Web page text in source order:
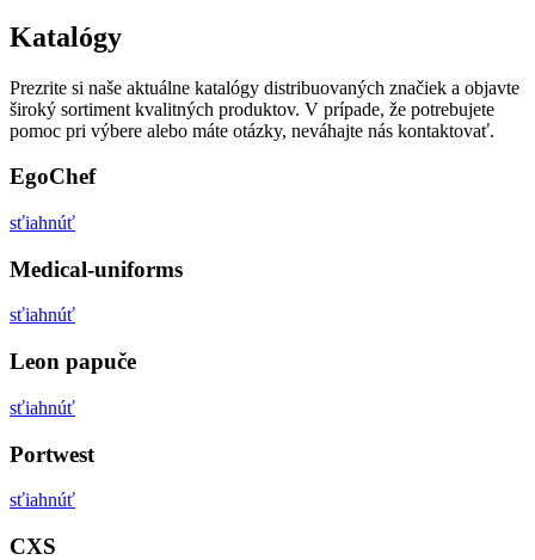
Katalógy
Prezrite si naše aktuálne katalógy distribuovaných značiek a objavte
široký sortiment kvalitných produktov. V prípade, že potrebujete
pomoc pri výbere alebo máte otázky, neváhajte nás kontaktovať.
EgoChef
sťiahnúť
Medical-uniforms
sťiahnúť
Leon papuče
sťiahnúť
Portwest
sťiahnúť
CXS